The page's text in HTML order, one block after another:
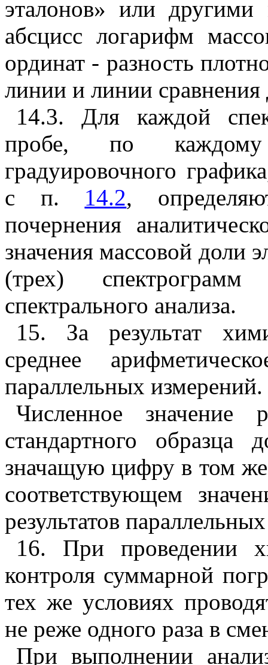
эталонов» или
абсцисс логарифм
ординат - разность
линии и линии сравнения
14.3. Для каждой
пробе, по
градуировочного
с п. 14.2,
почернения
значения массовой доли
(трех)
спектрального анализа.
15. За результат
среднее
параллельных измерений.
Численное значение
стандартного образца
значащую цифру в том же
соответствующем
результатов
16. При проведении
контроля суммарной
тех же условиях
не реже одного раза в
При выполнении